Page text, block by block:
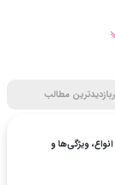
مطالب
ویژگی‌ها و